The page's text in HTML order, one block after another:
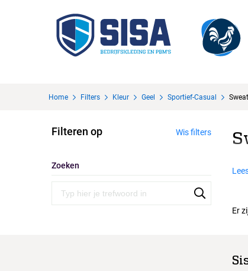
Home Filters Kleur Geel Sportief-Casual
Filteren op Wis filters
Zoeken
Er